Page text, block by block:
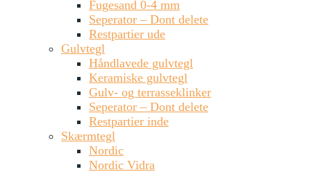
Fugesand 0-4 mm
Seperator – Dont delete
Restpartier ude
Gulvtegl
Håndlavede gulvtegl
Keramiske gulvtegl
Gulv- og terrasseklinker
Seperator – Dont delete
Restpartier inde
Skærmtegl
Nordic
Nordic Vidra